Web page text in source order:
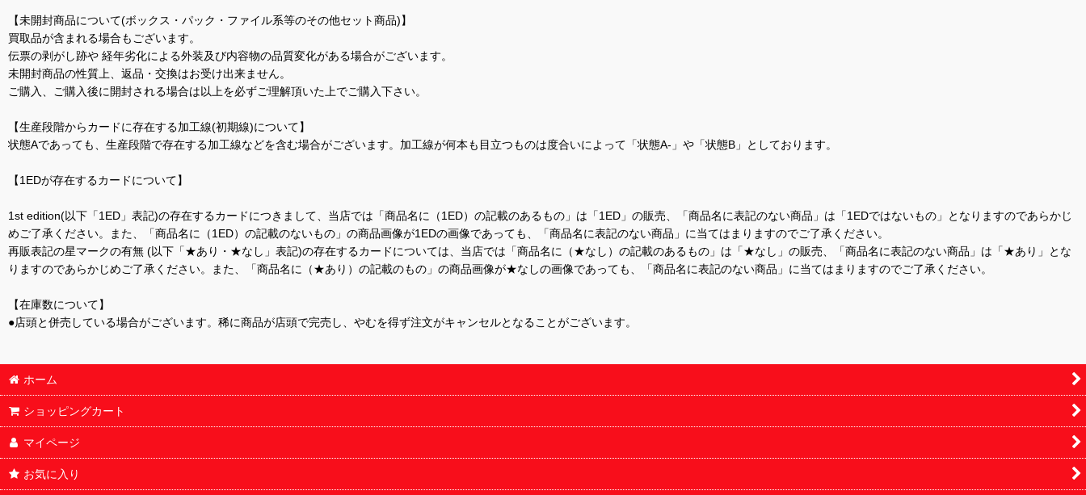
【未開封商品について(ボックス・パック・ファイル系等のその他セット商品)】
買取品が含まれる場合もございます。
伝票の剥がし跡や 経年劣化による外装及び内容物の品質変化がある場合がございます。
未開封商品の性質上、返品・交換はお受け出来ません。
ご購入、ご購入後に開封される場合は以上を必ずご理解頂いた上でご購入下さい。
【生産段階からカードに存在する加工線(初期線)について】
状態Aであっても、生産段階で存在する加工線などを含む場合がございます。加工線が何本も目立つものは度合いによって「状態A-」や「状態B」としております。
【1EDが存在するカードについて】
1st edition(以下「1ED」表記)の存在するカードにつきまして、当店では「商品名に（1ED）の記載のあるもの」は「1ED」の販売、「商品名に表記のない商品」は「1EDではないもの」となりますのであらかじ
めご了承ください。また、「商品名に（1ED）の記載のないもの」の商品画像が1EDの画像であっても、「商品名に表記のない商品」に当てはまりますのでご了承ください。
再販表記の星マークの有無 (以下「★あり・★なし」表記)の存在するカードについては、当店では「商品名に（★なし）の記載のあるもの」は「★なし」の販売、「商品名に表記のない商品」は「★あり」とな
りますのであらかじめご了承ください。また、「商品名に（★あり）の記載のもの」の商品画像が★なしの画像であっても、「商品名に表記のない商品」に当てはまりますのでご了承ください。
【在庫数について】
●店頭と併売している場合がございます。稀に商品が店頭で完売し、やむを得ず注文がキャンセルとなることがございます。
ホーム
ショッピングカート
マイページ
お気に入り